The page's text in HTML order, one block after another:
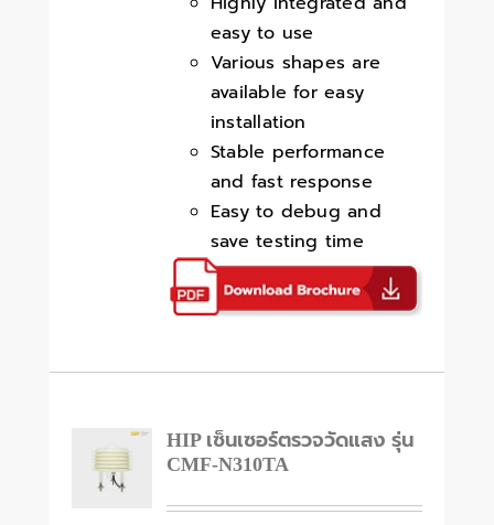
easy to use
Various shapes are
available for easy
installation
Stable performance
and fast response
Easy to debug and
save testing time
HIP เซ็นเซอร์ตรวจวัดแสง รุ่น
CMF-N310TA